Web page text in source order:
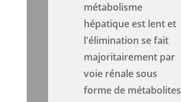
métabolisme
hépatique est lent et
l'élimination se fait
majoritairement par
voie rénale sous
forme de métabolites